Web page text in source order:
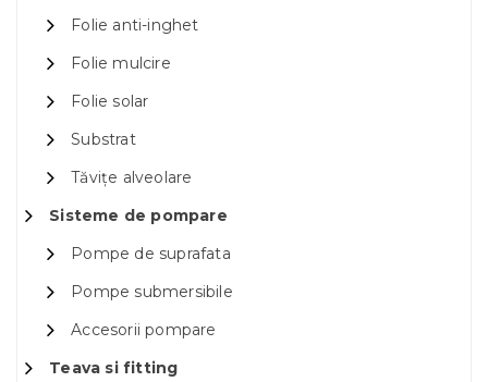
Folie anti-inghet
Folie mulcire
Folie solar
Substrat
Tăvițe alveolare
Sisteme de pompare
Pompe de suprafata
Pompe submersibile
Accesorii pompare
Teava si fitting